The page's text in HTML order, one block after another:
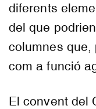
diferents
del que
columnes que,
com a funció
El convent del